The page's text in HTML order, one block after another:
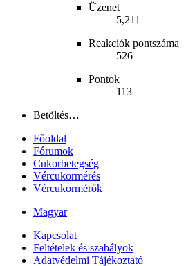
Üzenet
5,211
Reakciók pontszáma
526
Pontok
113
Betöltés…
Főoldal
Fórumok
Cukorbetegség
Vércukormérés
Vércukormérők
Magyar
Kapcsolat
Feltételek és szabályok
Adatvédelmi Tájékoztató